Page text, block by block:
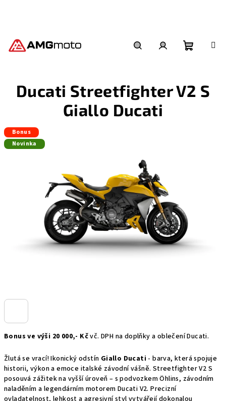
košík
Bonus ve výši 20 000,- Kčvč. DPH na doplňky a oblečení Ducati.
Žlutá se vrací! Ikonický odstín Giallo Ducati - barva, která spojuje
historii, výkon a emoce italské závodní vášně. Streetfighter V2 S
posouvá zážitek na vyšší úroveň – s podvozkem Öhlins, závodním
naladěním a legendárním motorem Ducati V2. Precizní
ovladatelnost, lehkost a agresivní styl vytvářejí dokonalou
Ducati Streetfighter V2 S
Giallo Ducati
Bonus
Novinka